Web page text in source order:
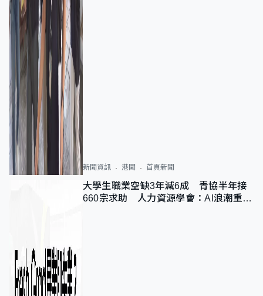
新聞資訊 港聞 首頁新聞
大學生職業空缺3年減6成 青協半年接
660宗求助 人力資源學會：AI浪潮重整